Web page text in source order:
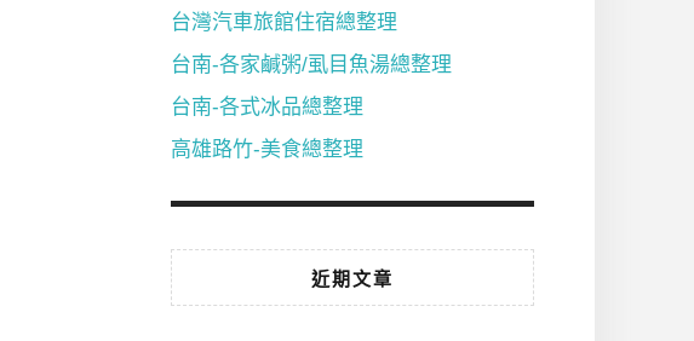
台灣汽車旅館住宿總整理
台南-各家鹹粥/虱目魚湯總整理
台南-各式冰品總整理
高雄路竹-美食總整理
近期文章